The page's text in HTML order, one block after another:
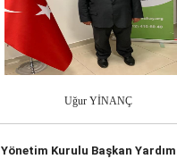
Uğur YİNANÇ
Yönetim Kurulu Başkan